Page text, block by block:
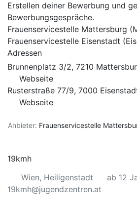
Erstellen deiner Bewerbung und
Bewerbungsgespräche.
Frauenservicestelle Mattersburg
Frauenservicestelle Eisenstadt
Adressen
Brunnenplatz 3/2, 7210
Webseite
Rusterstraße 77/9, 7000
Webseite
Anbieter: Frauenservicestelle
19kmh
Wien, Heiligenstadt
ab 12
19kmh@jugendzentren.at